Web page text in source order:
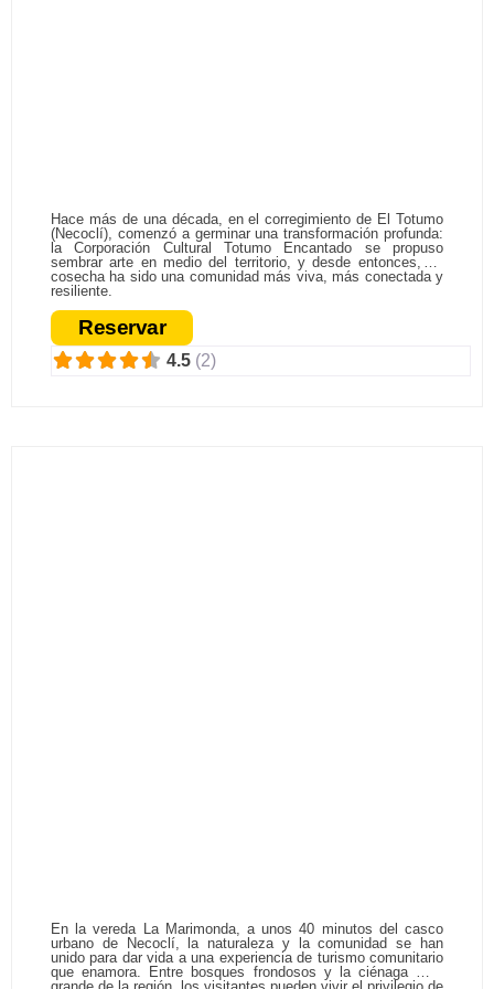
Hace más de una década, en el corregimiento de El Totumo
(Necoclí), comenzó a germinar una transformación profunda:
la Corporación Cultural Totumo Encantado se propuso
sembrar arte en medio del territorio, y desde entonces, su
cosecha ha sido una comunidad más viva, más conectada y
resiliente.
Reservar
4.5 (2)
En la vereda La Marimonda, a unos 40 minutos del casco
urbano de Necoclí, la naturaleza y la comunidad se han
unido para dar vida a una experiencia de turismo comunitario
que enamora. Entre bosques frondosos y la ciénaga más